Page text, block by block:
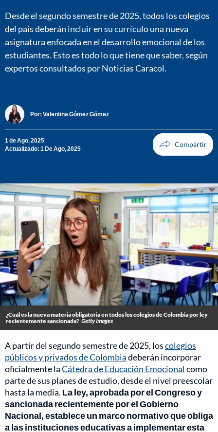
Desde el segundo semestre de 2025, todos los colegios
del país deberán incluir en su currículo una nueva
asignatura enfocada en el desarrollo emocional de los
estudiantes. Esto es todo lo que tiene que saber, según
expertos consultados por Noticias Caracol.
Por: Valentina Gómez Gómez
1 de Ago, 2025
Actualizado: 1 De Ago, 2025
¿Cuál es la nueva materia obligatoria en todos los colegios de Colombia por ley
recientemente sancionada? Getty Images
A partir del segundo semestre de 2025, loscolegios
públicos y privados de Colombiadeberán incorporar
oficialmente laCátedra de Educación Emocionalcomo
parte de sus planes de estudio, desde el nivel preescolar
hasta la media. La ley, aprobada por el Congreso y
sancionada recientemente por el Gobierno
Nacional, establece un marco normativo que obliga
a las instituciones educativas a implementar esta